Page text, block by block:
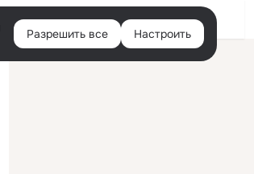
Войти
Разрешить все Настроить